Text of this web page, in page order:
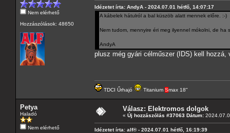
Nem elérhető
Hozzászólások: 48650
Idézetet írta: AndyA - 2024.07.01 hétfő, 14:07:17
A kábelek hátulról a bal küszöb alatt mennek előre. :-)
Nem tudom, mennyire éri meg ilyennel mókolni, de ha
AndyA
plusz még gyári célműszer (IDS) kell
TDCI Űrhajó Titanium Smax 18"
Petya
Haladó
Nem elérhető
Válasz: Elektromos dolgok
« Új hozzászólás #37063 Dátum:
Idézetet írta: alf® - 2024.07.01 hétfő, 16:19:39